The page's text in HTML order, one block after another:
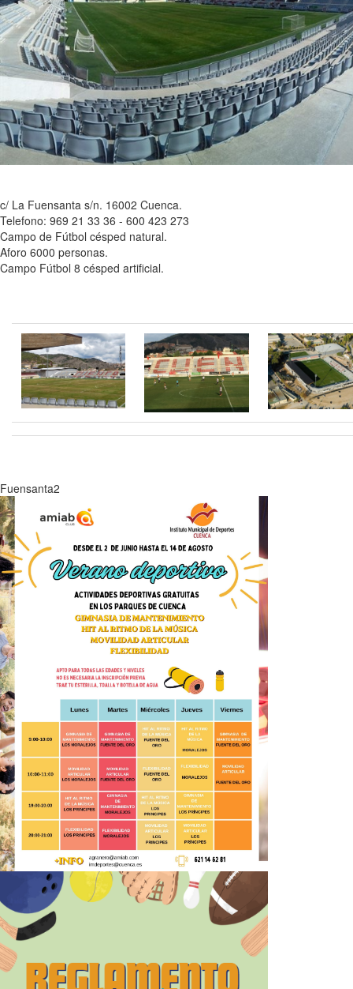
c/ La Fuensanta s/n. 16002 Cuenca.
Telefono: 969 21 33 36 - 600 423 273
Campo de Fútbol césped natural.
Aforo 6000 personas.
Campo Fútbol 8 césped artificial.
Fuensanta2